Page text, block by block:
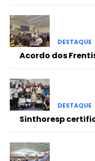
DESTAQUE
Acordo dos
DESTAQUE
Sinthoresp